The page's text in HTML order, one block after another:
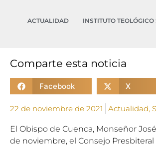
ACTUALIDAD INSTITUTO
Comparte esta noticia
Facebook X
22 de noviembre de 2021 Actualidad,
El Obispo de Cuenca, Monseñor
de noviembre, el Consejo